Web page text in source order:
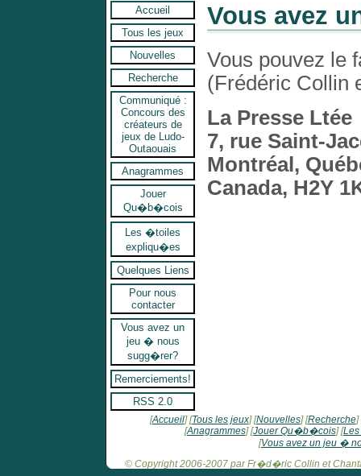
Accueil
Tous les jeux
Nouvelles
Recherche
Communiqué :
Concours des
créateurs de
jeux de Ludo-
Outaouais
Anagrammes
Jouer
Qu�b�cois
Les �toiles
expliqu�es
Quelques Liens
Pour nous
contacter
Vous avez un
jeu � nous
sugg�rer?
Remerciements!
RSS 2.0
Vous avez
Vous pouvez le
(Frédéric Collin
La Presse Ltée
7, rue Saint-
Montréal,
Canada, H2Y
Accueil Tous les jeux Nouvelles
Recherche
Anagrammes
Jouer Qu�b�cois
Vous avez un jeu �
© Copyright 2006-2007 par Fr�d�ric Collin et